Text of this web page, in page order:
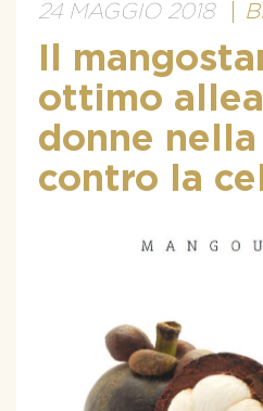
24 MAGGIO 2018
Il
ottimo
donne
contro la